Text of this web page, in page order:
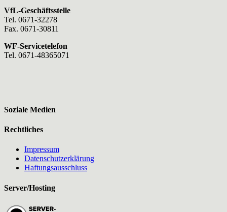
VfL-Geschäftsstelle
Tel. 0671-32278
Fax. 0671-30811
WF-Servicetelefon
Tel. 0671-48365071
Soziale Medien
Rechtliches
Impressum
Datenschutzerklärung
Haftungsausschluss
Server/Hosting